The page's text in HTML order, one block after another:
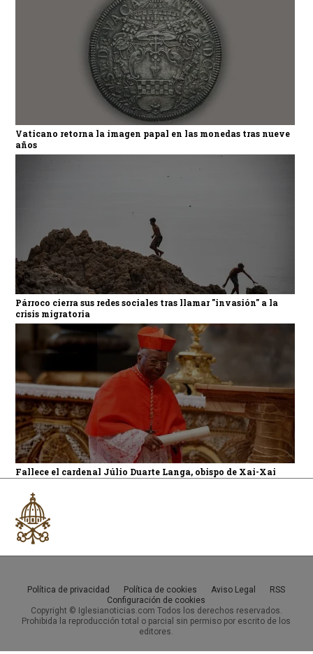
Vaticano retorna la imagen papal en las monedas tras nueve
años
Párroco cierra sus redes sociales tras llamar "invasión" a la
crisis migratoria
Fallece el cardenal Júlio Duarte Langa, obispo de Xai-Xai
Política de privacidad Política de cookies Aviso Legal
RSS
Configuración de cookies
Copyright © Iglesianoticias.com Todos los derechos reservados.
Prohibida la reproducción total o parcial sin permiso por escrito de los
editores.